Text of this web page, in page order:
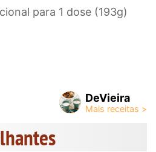
para 1 dose (193g)
DeVieira